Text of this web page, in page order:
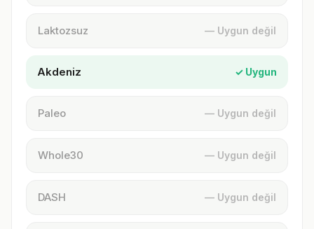
Laktozsuz — Uygun değil
Akdeniz ✓ Uygun
Paleo — Uygun değil
Whole30 — Uygun değil
DASH — Uygun değil